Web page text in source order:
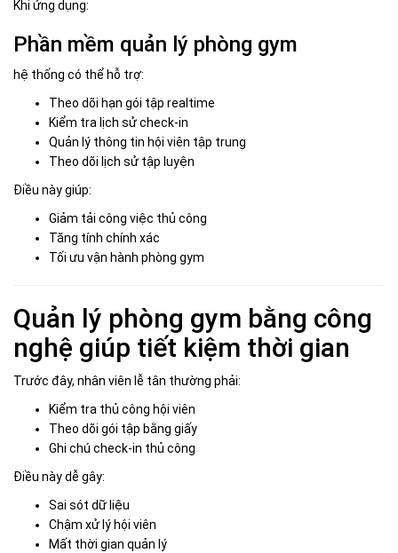
Khi ứng dụng:
Phần mềm quản lý phòng gym
hệ thống có thể hỗ trợ:
Theo dõi hạn gói tập realtime
Kiểm tra lịch sử check-in
Quản lý thông tin hội viên tập trung
Theo dõi lịch sử tập luyện
Điều này giúp:
Giảm tải công việc thủ công
Tăng tính chính xác
Tối ưu vận hành phòng gym
Quản lý phòng gym bằng công
nghệ giúp tiết kiệm thời gian
Trước đây, nhân viên lễ tân thường phải:
Kiểm tra thủ công hội viên
Theo dõi gói tập bằng giấy
Ghi chú check-in thủ công
Điều này dễ gây:
Sai sót dữ liệu
Chậm xử lý hội viên
Mất thời gian quản lý